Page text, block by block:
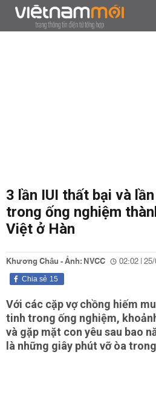
3 lần IUI thất bại và
trong ống nghiệm
Việt ở Hàn
Khương Châu - Ảnh: NVCC 02:02 |
15
Chia sẻ
Với các cặp vợ chồng hiếm
tinh trong ống nghiệm,
và gặp mặt con yêu sau bao
là những giây phút vỡ òa